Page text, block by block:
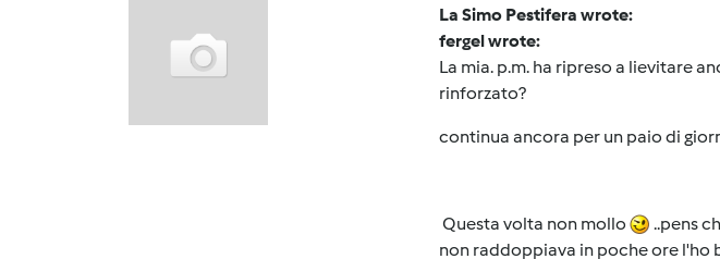
La Simo Pestifera wrote:
fergel wrote:
La mia. p.m. ha ripreso a lievitare
rinforzato?
continua ancora per un paio di
Questa volta non mollo
..pens
non raddoppiava in poche ore l'ho